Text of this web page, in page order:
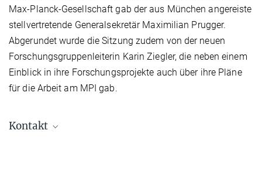
Max-Planck-Gesellschaft gab der aus München angereiste
stellvertretende Generalsekretär Maximilian Prugger.
Abgerundet wurde die Sitzung zudem von der neuen
Forschungsgruppenleiterin Karin Ziegler, die neben einem
Einblick in ihre Forschungsprojekte auch über ihre Pläne
für die Arbeit am MPI gab.
Kontakt